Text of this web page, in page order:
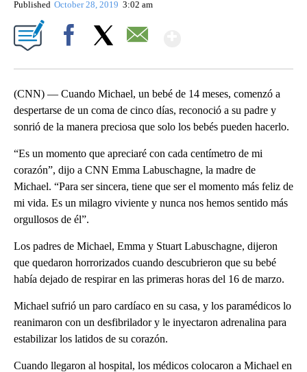
Published October 28, 2019 3:02 am
(CNN) — Cuando Michael, un bebé de 14 meses, comenzó a
despertarse de un coma de cinco días, reconoció a su padre y
sonrió de la manera preciosa que solo los bebés pueden hacerlo.
“Es un momento que apreciaré con cada centímetro de mi
corazón”, dijo a CNN Emma Labuschagne, la madre de
Michael. “Para ser sincera, tiene que ser el momento más feliz de
mi vida. Es un milagro viviente y nunca nos hemos sentido más
orgullosos de él”.
Los padres de Michael, Emma y Stuart Labuschagne, dijeron
que quedaron horrorizados cuando descubrieron que su bebé
había dejado de respirar en las primeras horas del 16 de marzo.
Michael sufrió un paro cardíaco en su casa, y los paramédicos lo
reanimaron con un desfibrilador y le inyectaron adrenalina para
estabilizar los latidos de su corazón.
Cuando llegaron al hospital, los médicos colocaron a Michael en